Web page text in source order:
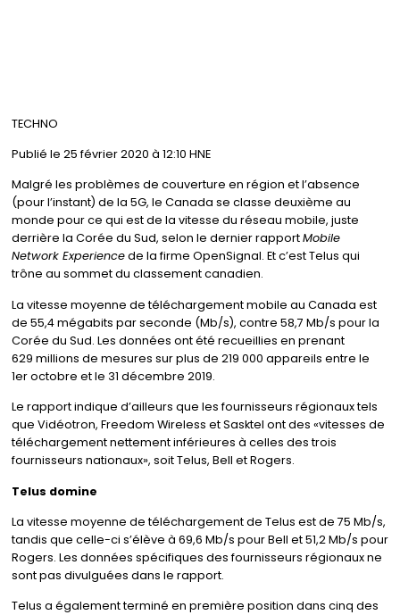
TECHNO
Publié le 25 février 2020 à 12:10 HNE
Malgré les problèmes de couverture en région et l’absence
(pour l’instant) de la 5G, le Canada se classe deuxième au
monde pour ce qui est de la vitesse du réseau mobile, juste
derrière la Corée du Sud, selon le dernier rapportMobile
Network Experiencede la firme OpenSignal. Et c’est Telus qui
trône au sommet du classement canadien.
La vitesse moyenne de téléchargement mobile au Canada est
de 55,4 mégabits par seconde (Mb/s), contre 58,7 Mb/s pour la
Corée du Sud. Les données ont été recueillies en prenant
629 millions de mesures sur plus de 219 000 appareils entre le
1er octobre et le 31 décembre 2019.
Le rapport indique d’ailleurs que les fournisseurs régionaux tels
que Vidéotron, Freedom Wireless et Sasktel ont des «vitesses de
téléchargement nettement inférieures à celles des trois
fournisseurs nationaux», soit Telus, Bell et Rogers.
Telus domine
La vitesse moyenne de téléchargement de Telus est de 75 Mb/s,
tandis que celle-ci s’élève à 69,6 Mb/s pour Bell et 51,2 Mb/s pour
Rogers. Les données spécifiques des fournisseurs régionaux ne
sont pas divulguées dans le rapport.
Telus a également terminé en première position dans cinq des